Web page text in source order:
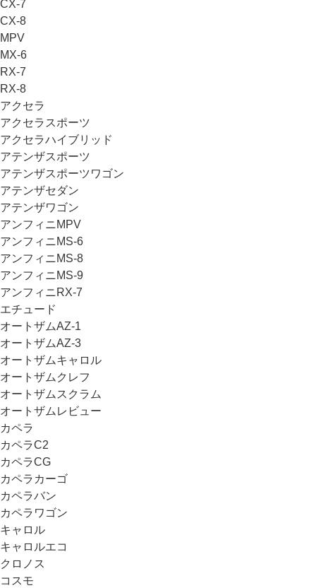
CX-7
CX-8
MPV
MX-6
RX-7
RX-8
アクセラ
アクセラスポーツ
アクセラハイブリッド
アテンザスポーツ
アテンザスポーツワゴン
アテンザセダン
アテンザワゴン
アンフィニMPV
アンフィニMS-6
アンフィニMS-8
アンフィニMS-9
アンフィニRX-7
エチュード
オートザムAZ-1
オートザムAZ-3
オートザムキャロル
オートザムクレフ
オートザムスクラム
オートザムレビュー
カペラ
カペラC2
カペラCG
カペラカーゴ
カペラバン
カペラワゴン
キャロル
キャロルエコ
クロノス
コスモ